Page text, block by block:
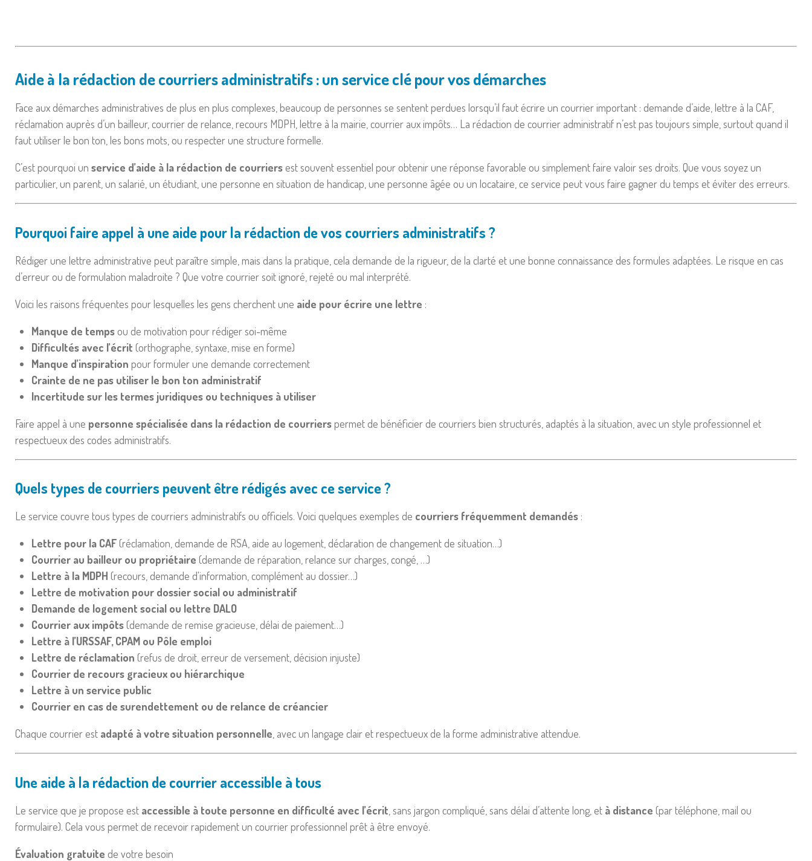
Aide à la rédaction de courriers administratifs : un service clé pour vos démarches
Face aux démarches administratives de plus en plus complexes, beaucoup de personnes se sentent perdues lorsqu’il faut écrire un courrier important : demande d’aide, lettre à la CAF,
réclamation auprès d’un bailleur, courrier de relance, recours MDPH, lettre à la mairie, courrier aux impôts… La rédaction de courrier administratif n’est pas toujours simple, surtout quand il
faut utiliser le bon ton, les bons mots, ou respecter une structure formelle.
C’est pourquoi un service d’aide à la rédaction de courriersest souvent essentiel pour obtenir une réponse favorable ou simplement faire valoir ses droits. Que vous soyez un
particulier, un parent, un salarié, un étudiant, une personne en situation de handicap, une personne âgée ou un locataire, ce service peut vous faire gagner du temps et éviter des erreurs.
Pourquoi faire appel à une aide pour la rédaction de vos courriers administratifs ?
Rédiger une lettre administrative peut paraître simple, mais dans la pratique, cela demande de la rigueur, de la clarté et une bonne connaissance des formules adaptées. Le risque en cas
d’erreur ou de formulation maladroite ? Que votre courrier soit ignoré, rejeté ou mal interprété.
Voici les raisons fréquentes pour lesquelles les gens cherchent une aide pour écrire une lettre :
Manque de tempsou de motivation pour rédiger soi-même
Difficultés avec l’écrit (orthographe, syntaxe, mise en forme)
Manque d’inspiration pour formuler une demande correctement
Crainte de ne pas utiliser le bon ton administratif
Incertitude sur les termes juridiques ou techniques à utiliser
Faire appel à une personne spécialisée dans la rédaction de courrierspermet de bénéficier de courriers bien structurés, adaptés à la situation, avec un style professionnel et
respectueux des codes administratifs.
Quels types de courriers peuvent être rédigés avec ce service ?
Le service couvre tous types de courriers administratifs ou officiels. Voici quelques exemples de courriers fréquemment demandés :
Lettre pour la CAF(réclamation, demande de RSA, aide au logement, déclaration de changement de situation…)
Courrier au bailleur ou propriétaire (demande de réparation, relance sur charges, congé, …)
Lettre à la MDPH (recours, demande d'information, complément au dossier…)
Lettre de motivation pour dossier social ou administratif
Demande de logement social ou lettre DALO
Courrier aux impôts(demande de remise gracieuse, délai de paiement…)
Lettre à l’URSSAF, CPAM ou Pôle emploi
Lettre de réclamation (refus de droit, erreur de versement, décision injuste)
Courrier de recours gracieux ou hiérarchique
Lettre à un service public
Courrier en cas de surendettement ou de relance de créancier
Chaque courrier est adapté à votre situation personnelle , avec un langage clair et respectueux de la forme administrative attendue.
Une aide à la rédaction de courrier accessible à tous
Le service que je propose est accessible à toute personne en difficulté avec l’écrit , sans jargon compliqué, sans délai d’attente long, et à distance (par téléphone, mail ou
formulaire). Cela vous permet de recevoir rapidement un courrier professionnel prêt à être envoyé.
Évaluation gratuite de votre besoin